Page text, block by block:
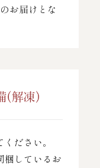
お届けとな
ださい。
梱しているお